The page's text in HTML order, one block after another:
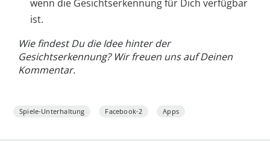
wenn die Gesichtserkennung für Dich verfügbar
ist.
Wie findest Du die Idee hinter der
Gesichtserkennung? Wir freuen uns auf Deinen
Kommentar.
Spiele-Unterhaltung Facebook-2 Apps